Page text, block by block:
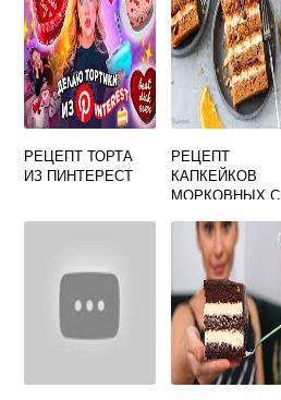
РЕЦЕПТ ТОРТА
ИЗ ПИНТЕРЕСТ
РЕЦЕПТ
КАПКЕЙКОВ
МОРКОВНЫХ С
СОЛЕНОЙ
КАРАМЕЛЬЮ